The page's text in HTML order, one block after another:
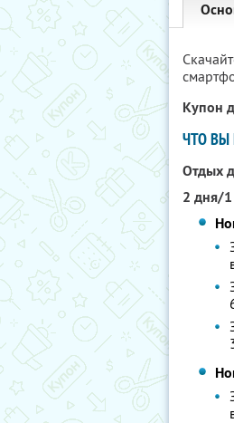
Купон
ЧТО ВЫ
Отдых
2 дня/1